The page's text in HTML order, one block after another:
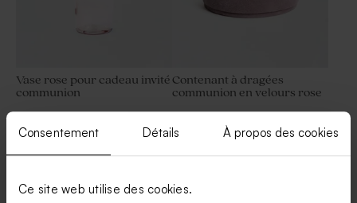
Consentement Détails À propos des cookies
Ce site web utilise des cookies.
Vase rose pour cadeau invité
communion
Contenant à dragées
communion en velours rose
Voir +